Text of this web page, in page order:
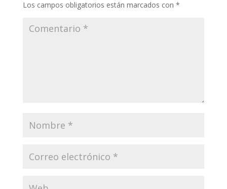
Los campos obligatorios están marcados con *